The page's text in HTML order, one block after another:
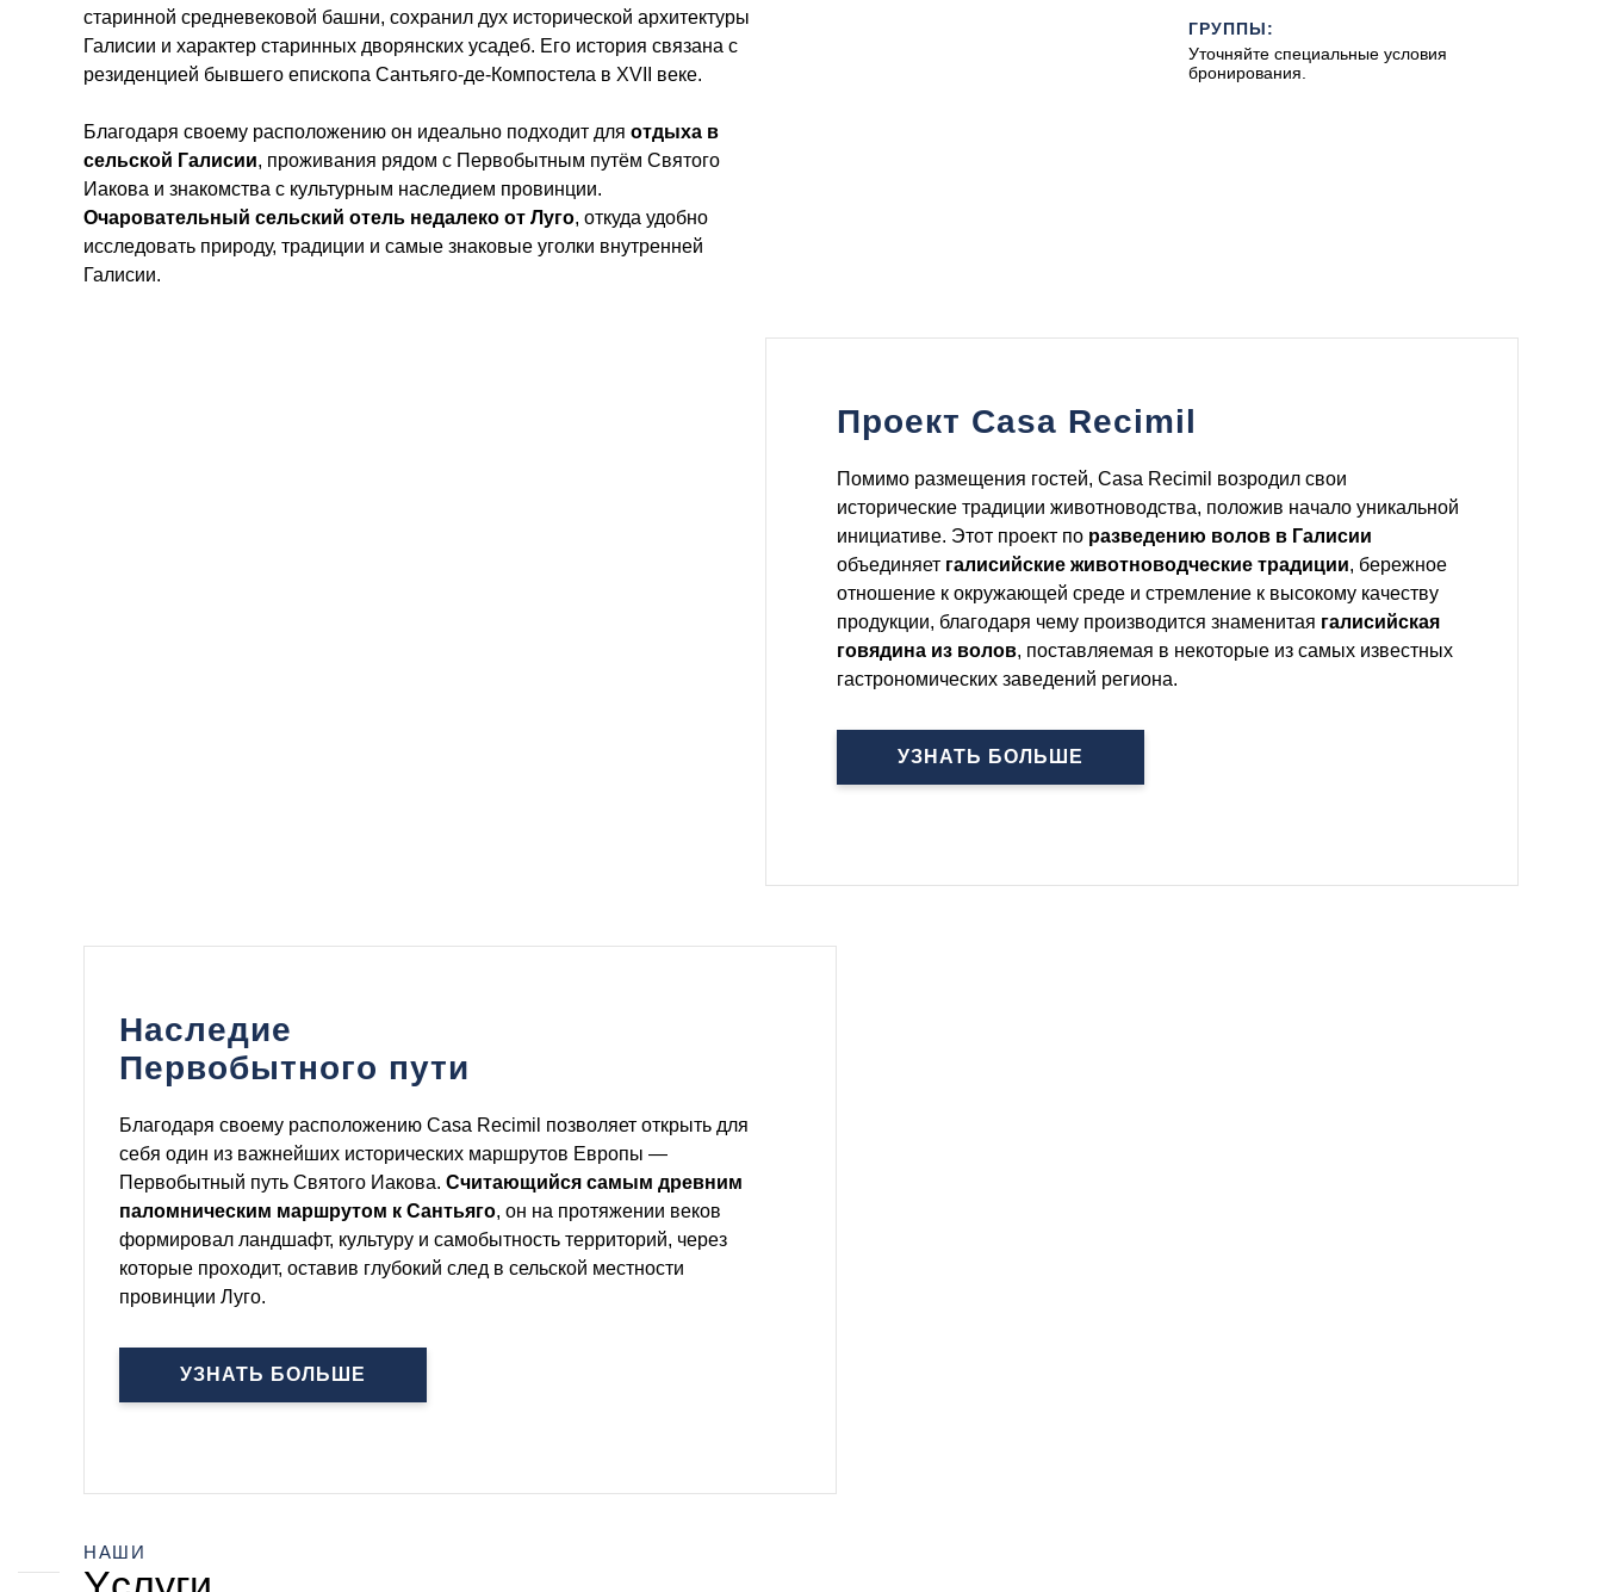
старинной средневековой башни, сохранил дух исторической архитектуры
Галисии и характер старинных дворянских усадеб. Его история связана с
резиденцией бывшего епископа Сантьяго-де-Компостела в XVII веке.
Благодаря своему расположению он идеально подходит для отдыха в
сельской Галисии, проживания рядом с Первобытным путём Святого
Иакова и знакомства с культурным наследием провинции.
Очаровательный сельский отель недалеко от Луго, откуда удобно
исследовать природу, традиции и самые знаковые уголки внутренней
Галисии.
ГРУППЫ:
Уточняйте специальные условия
бронирования.
Проект Casa Recimil
Помимо размещения гостей, Casa Recimil возродил свои
исторические традиции животноводства, положив начало уникальной
инициативе. Этот проект по разведению волов в Галисии
объединяет галисийские животноводческие традиции, бережное
отношение к окружающей среде и стремление к высокому качеству
продукции, благодаря чему производится знаменитая галисийская
говядина из волов, поставляемая в некоторые из самых известных
гастрономических заведений региона.
Наследие
Первобытного пути
Благодаря своему расположению Casa Recimil позволяет открыть для
себя один из важнейших исторических маршрутов Европы —
Первобытный путь Святого Иакова. Считающийся самым древним
паломническим маршрутом к Сантьяго, он на протяжении веков
формировал ландшафт, культуру и самобытность территорий, через
которые проходит, оставив глубокий след в сельской местности
провинции Луго.
НАШИ